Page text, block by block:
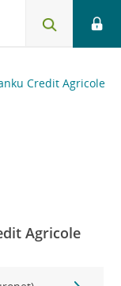
Credit Agricole
Agricole